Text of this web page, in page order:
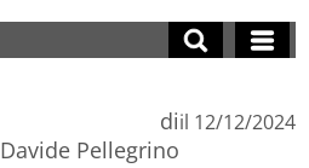
di
Davide Pellegrino
il 12/12/2024